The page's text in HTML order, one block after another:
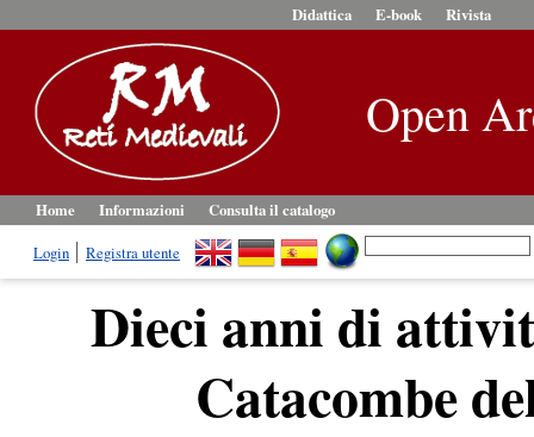
Didattica E-book Rivista
Open
Home Informazioni
Consulta il catalogo
Login
Registra utente
Dieci anni di
Catacombe